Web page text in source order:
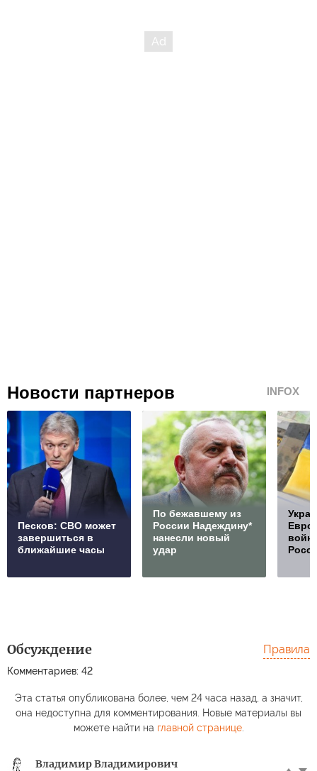
Новости партнеров INFOX
Песков: СВО может
завершиться в
ближайшие часы
По бежавшему из
России Надеждину*
нанесли новый
удар
Обсуждение
Комментариев: 42
Правила
Эта статья опубликована более, чем 24 часа назад, а значит,
она недоступна для комментирования. Новые материалы вы
можете найти на главной странице.
Владимир Владимирович